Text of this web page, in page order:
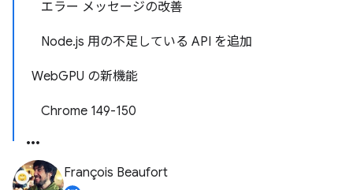
エラー メッセージの改善
Node.js 用の不足している API を追加
WebGPU の新機能
Chrome 149-150
François Beaufort